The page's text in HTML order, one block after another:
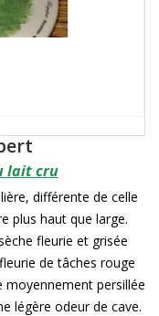
lait cru
différente de celle
plus haut que large.
fleurie et grisée
de tâches rouge
moyennement persillée
légère odeur de cave.